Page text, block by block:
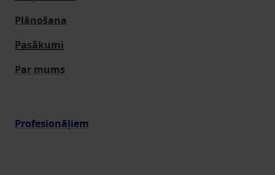
Plānošana
Pasākumi
Par mums
Profesionāļiem